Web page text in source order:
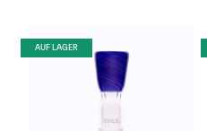
AUF LAGER (Paket)